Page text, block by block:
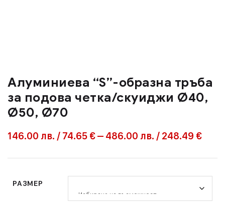
Алуминиева “S”-образна тръба
за подова четка/скуиджи Ø40,
Ø50, Ø70
146.00 лв. / 74.65 €– 486.00 лв. / 248.49 €
РАЗМЕР